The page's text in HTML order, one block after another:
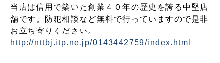
当店は信用で築いた創業４０年の歴史を誇る中堅店
舗です。防犯相談など無料で行っていますので是非
お立ち寄りください。
http://nttbj.itp.ne.jp/0143442759/index.html